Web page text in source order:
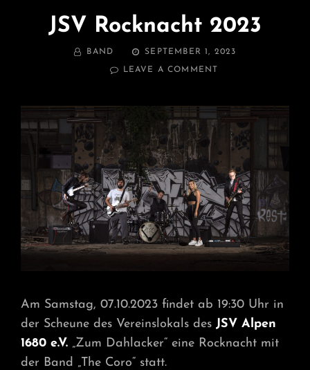
JSV Rocknacht 2023
BY BAND
POSTED
ON
SEPTEMBER 1, 2023
LEAVE A COMMENT
2023
Am Samstag, 07.10.2023 findet ab 19:30 Uhr in
der Scheune des Vereinslokals des JSV Alpen
1680 e.V. „Zum Dahlacker“ eine Rocknacht mit
der Band „The Coro“ statt.